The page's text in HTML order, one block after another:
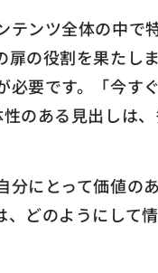
テンツ全体の中で
の役割を果たし
必要です。「今す
のある見出しは
にとって価値の
どのようにして